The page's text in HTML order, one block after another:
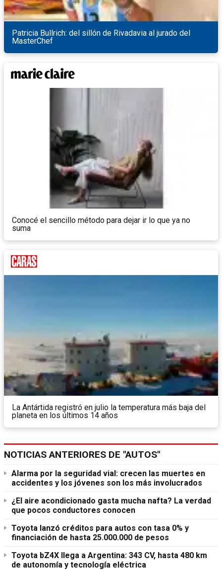
Patricia Bullrich: del sillón de Rivadavia al jurado del
MasterChef
Conocé el sencillo método para dejar ir lo que ya no
suma
La Antártida registró en julio la temperatura más baja del
planeta en los últimos 14 años
NOTICIAS ANTERIORES DE "AUTOS"
Alarma por la seguridad vial: crecen las muertes en
accidentes y los jóvenes son los más involucrados
¿El aire acondicionado gasta mucha nafta? La verdad
que pocos conductores conocen
Toyota lanzó créditos para autos con tasa 0% y
financiación de hasta 25.000.000 de pesos
Toyota bZ4X llega a Argentina: 343 CV, hasta 480 km
de autonomía y tecnología eléctrica